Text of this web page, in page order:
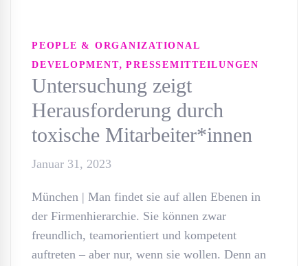
PEOPLE & ORGANIZATIONAL
DEVELOPMENT,PRESSEMITTEILUNGEN
Untersuchung zeigt
Herausforderung durch
toxische Mitarbeiter*innen
Januar 31, 2023
München | Man findet sie auf allen Ebenen in
der Firmenhierarchie. Sie können zwar
freundlich, teamorientiert und kompetent
auftreten – aber nur, wenn sie wollen. Denn an